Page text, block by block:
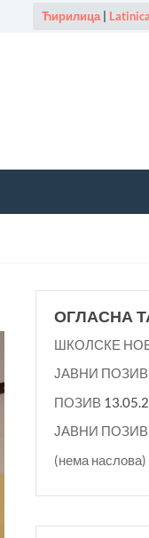
Ћирилица| Latinica
ОГЛАСНА
ШКОЛСКЕ
ЈАВНИ ПОЗИВ
ПОЗИВ
ЈАВНИ ПОЗИВ
(нема наслова)